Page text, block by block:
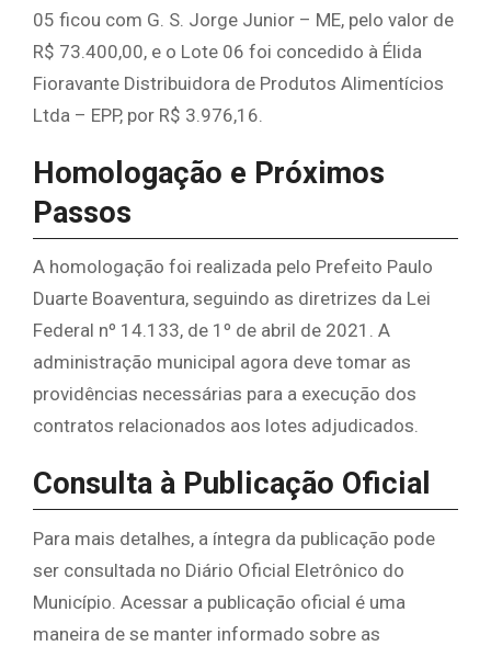
05 ficou com G. S. Jorge Junior – ME, pelo valor de
R$ 73.400,00, e o Lote 06 foi concedido à Élida
Fioravante Distribuidora de Produtos Alimentícios
Ltda – EPP, por R$ 3.976,16.
Homologação e Próximos
Passos
A homologação foi realizada pelo Prefeito Paulo
Duarte Boaventura, seguindo as diretrizes da Lei
Federal nº 14.133, de 1º de abril de 2021. A
administração municipal agora deve tomar as
providências necessárias para a execução dos
contratos relacionados aos lotes adjudicados.
Consulta à Publicação Oficial
Para mais detalhes, a íntegra da publicação pode
ser consultada no Diário Oficial Eletrônico do
Município. Acessar a publicação oficial é uma
maneira de se manter informado sobre as